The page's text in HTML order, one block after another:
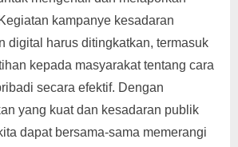
kampanye kesadaran
digital harus ditingkatkan, termasuk
kepada masyarakat tentang cara
secara efektif. Dengan
yang kuat dan kesadaran publik
dapat bersama-sama memerangi